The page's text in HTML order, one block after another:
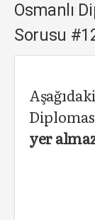
Osmanlı
Sorusu
yer